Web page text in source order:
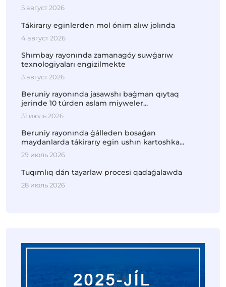
5 август 2026
Tákirarıy eginlerden mol ónim alıw jolında
4 август 2026
Shımbay rayonında zamanagóy suwǵarıw
texnologiyaları engizilmekte
3 август 2026
Beruniy rayonında jasawshı baǵman qıytaq
jerinde 10 túrden aslam miyweler...
31 июль 2026
Beruniy rayonında ǵálleden bosaǵan
maydanlarda tákirarıy egin ushın kartoshka...
29 июль 2026
Tuqımlıq dán tayarlaw procesi qadaǵalawda
28 июль 2026